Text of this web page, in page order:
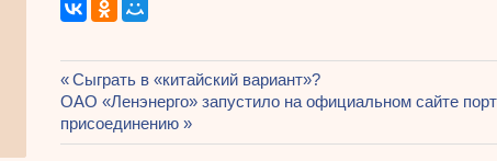
Навигация
по
Предыдущая
запись:
Сыграть в «китайский вариант»?
Следующая
запись:
ОАО «Ленэнерго» запустило на официальном сайте
присоединению